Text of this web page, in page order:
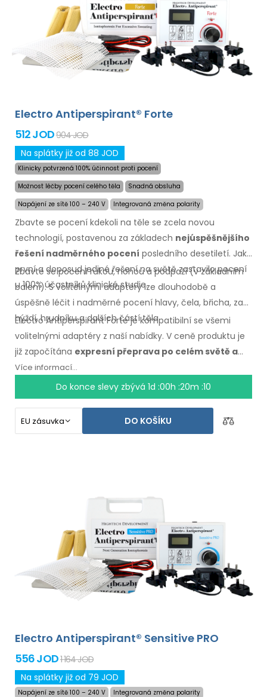
Electro Antiperspirant® Forte
512 JOD904 JOD
Na splátky již od 88 JOD
Klinicky potvrzená 100% účinnost proti pocení
Možnost léčby pocení celého těla
Snadná obsluha
Napájení ze sítě 100 – 240 V
Integrovaná změna polarity
Zbavte se pocení kdekoli na těle se zcela novou
technologií, postavenou za základech nejúspěšnějšího
řešení nadměrného pocení posledního desetiletí. Jako
první a doposud jediné řešení na světě zastavilo pocení
u 100% účastníků klinické studie.
Zbavte se pocení rukou, nohou a podpaží (v základním
balení). S volitelnými adaptéry lze dlouhodobě a
úspěšně léčit i nadměrné pocení hlavy, čela, břicha, zad,
hýždí, hrudníku a dalších částí těla.
Electro Antiperspirant Forte je kompatibilní se všemi
volitelnými adaptéry z naší nabídky. V ceně produktu je
již započítána expresní přeprava po celém světě a
záruka vrácení peněz v případě nespokojenosti
Návod k použití ve Vašem jazyce.
Více informací...
Do konce slevy zbývá 1d :00h :20m :10
DO KOŠÍKU
Electro Antiperspirant® Sensitive PRO
556 JOD1 164 JOD
Na splátky již od 79 JOD
Napájení ze sítě 100 – 240 V Integrovaná změna polarity